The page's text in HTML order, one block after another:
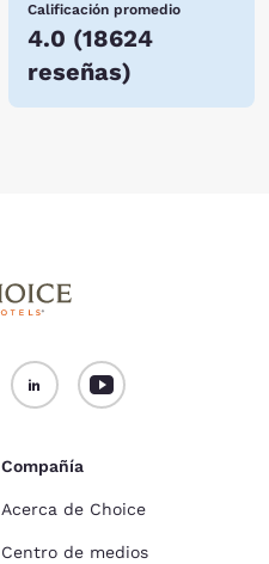
Calificación promedio
4.0 (18624
reseñas)
Compañía
Acerca de Choice
Centro de medios